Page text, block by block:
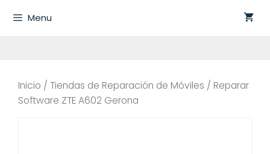
Menu
Inicio / Tiendas de Reparación de Móviles / Reparar
Software ZTE A602 Gerona